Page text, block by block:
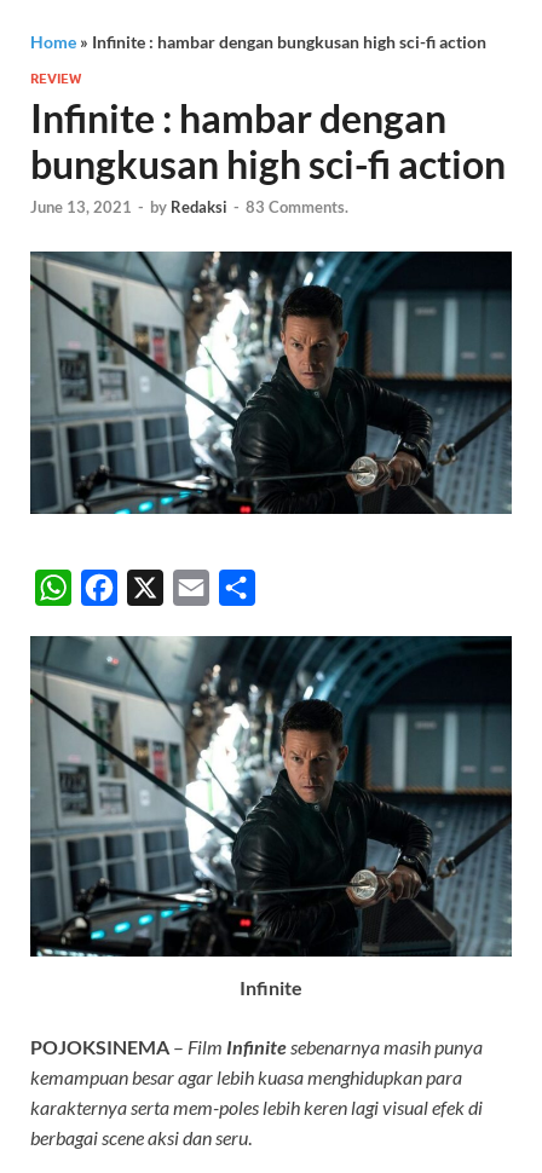
Home » Infinite : hambar dengan bungkusan high sci-fi action
REVIEW
Infinite : hambar dengan
bungkusan high sci-fi action
June 13, 2021 - by Redaksi - 83 Comments.
W
s
A
p
p
c
e
b
o
o
k
a
i
l
a
r
e
Infinite
POJOKSINEMA – Film Infinitesebenarnya masih punya
kemampuan besar agar lebih kuasa menghidupkan para
karakternya serta mem-poles lebih keren lagi visual efek di
berbagai scene aksi dan seru.